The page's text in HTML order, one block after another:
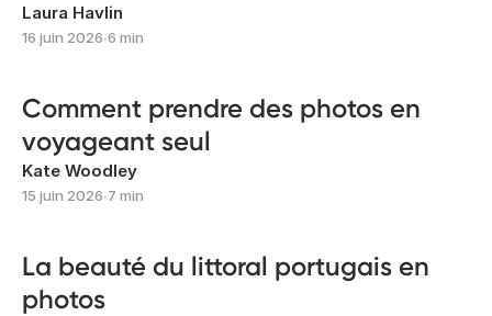
Laura Havlin
16 juin 2026∙6 min
Comment prendre des photos en
voyageant seul
Kate Woodley
15 juin 2026∙7 min
La beauté du littoral portugais en
photos